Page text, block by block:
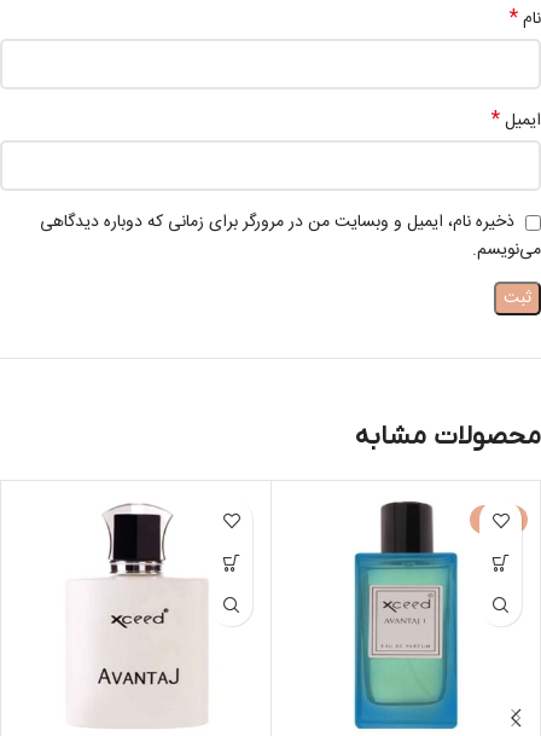
نام*
ایمیل*
ذخیره نام، ایمیل و وبسایت من در مرورگر برای زمانی که دوباره دیدگاهی
می‌نویسم.
محصولات مشابه
-50%